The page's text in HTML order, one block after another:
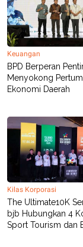
SITEMAPPROFILE
PEDOMAN
PEMBERITAAN
SIBER
PRIVACY
POLICY
Keuangan
BPD Berperan
Menyokong
Ekonomi Daerah
Kilas Korporasi
The Ultimate10K
bjb Hubungkan 4
Sport Tourism dan